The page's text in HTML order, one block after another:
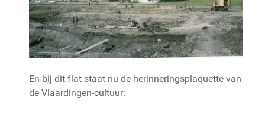
En bij dit flat staat nu de herinneringsplaquette van
de Vlaardingen-cultuur: